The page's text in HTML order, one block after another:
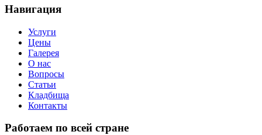
Навигация
Услуги
Цены
Галерея
О нас
Вопросы
Статьи
Кладбища
Контакты
Работаем по всей стране